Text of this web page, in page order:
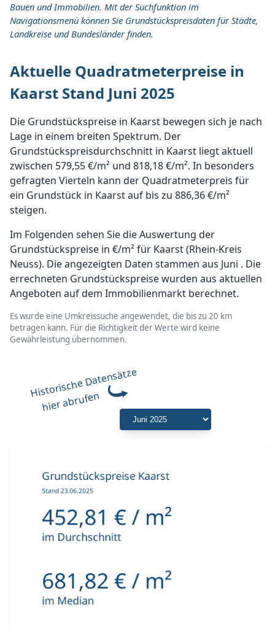
Bauen und Immobilien. Mit der Suchfunktion im
Navigationsmenü können Sie Grundstückspreisdaten für Städte,
Landkreise und Bundesländer finden.
Aktuelle Quadratmeterpreise in
Kaarst Stand Juni 2025
Die Grundstückspreise in Kaarst bewegen sich je nach
Lage in einem breiten Spektrum. Der
Grundstückspreisdurchschnitt in Kaarst liegt aktuell
zwischen 579,55 €/m² und 818,18 €/m². In besonders
gefragten Vierteln kann der Quadratmeterpreis für
ein Grundstück in Kaarst auf bis zu 886,36 €/m²
steigen.
Im Folgenden sehen Sie die Auswertung der
Grundstückspreise in €/m² für Kaarst (Rhein-Kreis
Neuss). Die angezeigten Daten stammen aus Juni . Die
errechneten Grundstückspreise wurden aus aktuellen
Angeboten auf dem Immobilienmarkt berechnet.
Es wurde eine Umkreissuche angewendet, die bis zu 20 km
betragen kann. Für die Richtigkeit der Werte wird keine
Gewährleistung übernommen.
Historische Datensätze
hier abrufen